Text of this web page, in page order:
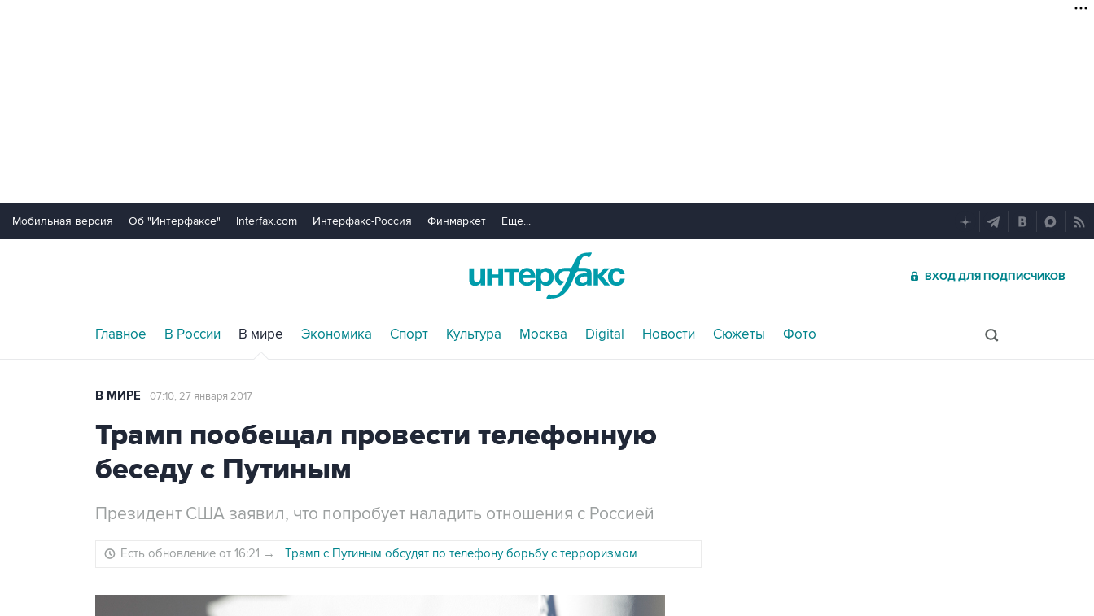
Мобильная версия Об "Интерфаксе" Interfax.com Интерфакс-Россия Финмаркет Еще...
ВХОД ДЛЯ ПОДПИСЧИКОВ
Главное В России В мире Экономика Спорт Культура Москва Digital Новости Сюжеты Фото
В МИРЕ 07:10, 27 января 2017
Трамп пообещал провести телефонную
беседу с Путиным
Президент США заявил, что попробует наладить отношения с Россией
Есть обновление от 16:21 → Трамп с Путиным обсудят по телефону борьбу с терроризмом